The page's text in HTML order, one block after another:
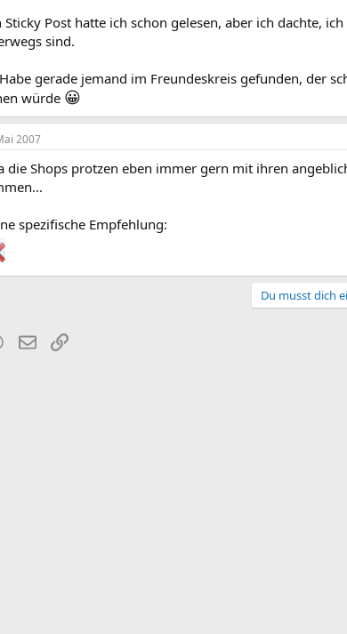
Sticky Post hatte ich schon gelesen, aber ich dachte,
sind.
Habe gerade jemand im Freundeskreis gefunden, der
würde 😀
2007
die Shops protzen eben immer gern mit ihren
spezifische Empfehlung:
Du musst dich
WhatsApp
E-MailLink